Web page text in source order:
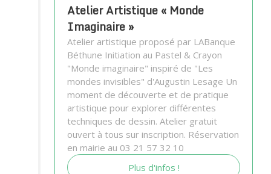
Atelier Artistique « Monde
Imaginaire »
Atelier artistique proposé par LABanque
Béthune Initiation au Pastel & Crayon
"Monde imaginaire" inspiré de "Les
mondes invisibles" d'Augustin Lesage Un
moment de découverte et de pratique
artistique pour explorer différentes
techniques de dessin. Atelier gratuit
ouvert à tous sur inscription. Réservation
en mairie au 03 21 57 32 10
Plus d'infos !